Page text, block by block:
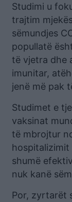
Studimi u
trajtim
sëmundjes
popullatë
të vjetra dhe
imunitar,
jenë më pak
Studimet e
vaksinat
të mbrojtur
shumë
nuk kanë
Por, zyrtarët